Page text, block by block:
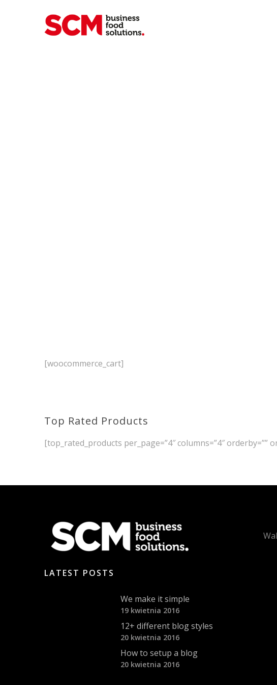
[woocommerce_cart]
Top Rated Products
[top_rated_products per_page=”4″ columns=”4″ orderby=””
LATEST POSTS
We make it simple
19 kwietnia 2016
12+ different blog styles
20 kwietnia 2016
How to setup a blog
20 kwietnia 2016